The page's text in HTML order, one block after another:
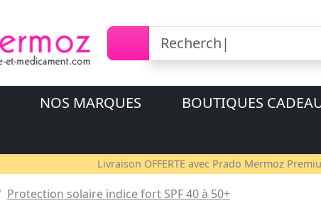
NOS MARQUES
BOUTIQUES
Livraison OFFERTE avec Prado Mermoz
Protection solaire indice fort SPF 40 à 50+